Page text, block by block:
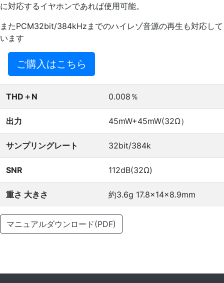
に対応するイヤホンであれば使用可能。
またPCM32bit/384kHzまでのハイレゾ音源の再生も対応して
います
ご購入はこちら
THD＋N 0.008％
出力 45mW+45mW(32Ω）
サンプリングレート 32bit/384k
SNR 112dB(32Ω)
重さ 大きさ 約3.6g 17.8×14×8.9mm
マニュアルダウンロード(PDF)